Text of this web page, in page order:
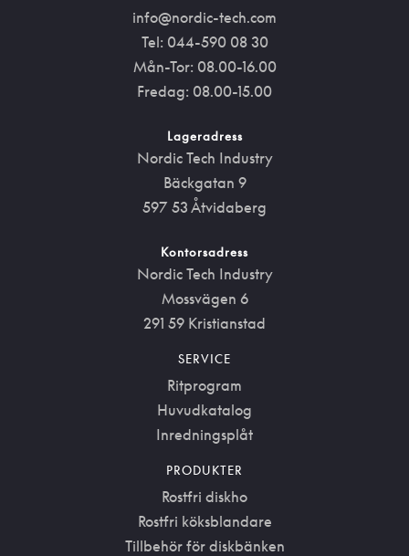
info@nordic-tech.com
Tel: 044-590 08 30
Mån-Tor: 08.00-16.00
Fredag: 08.00-15.00
Lageradress
Nordic Tech Industry
Bäckgatan 9
597 53 Åtvidaberg
Kontorsadress
Nordic Tech Industry
Mossvägen 6
291 59 Kristianstad
SERVICE
Ritprogram
Huvudkatalog
Inredningsplåt
PRODUKTER
Rostfri diskho
Rostfri köksblandare
Tillbehör för diskbänken